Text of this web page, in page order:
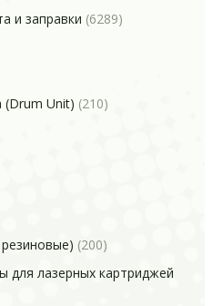
и заправки (6289)
Unit) (210)
(200)
для лазерных картриджей